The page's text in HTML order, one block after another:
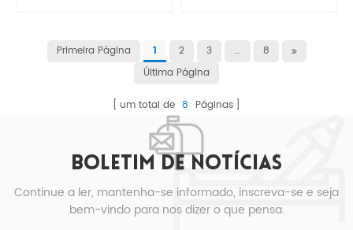
Primeira Página 1 2 3 ...
8
Última Página
um total de 8 Páginas
BOLETIM DE NOTÍCIAS
Continue a ler, mantenha-se informado, inscreva-se e seja
bem-vindo para nos dizer o que pensa.